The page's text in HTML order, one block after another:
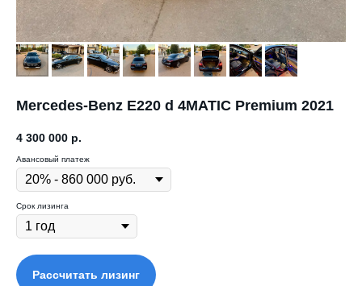
Mercedes-Benz E220 d 4MATIC Premium 2021
4 300 000 р.
Авансовый платеж
Срок лизинга
Рассчитать лизинг